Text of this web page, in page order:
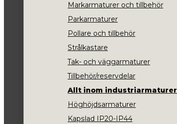
Markarmaturer och tillbehör
Parkarmaturer
Pollare och tillbehör
Strålkastare
Tak- och väggarmaturer
Tillbehör/reservdelar
Allt inom industriarmaturer
Höghöjdsarmaturer
Kapslad IP20-IP44